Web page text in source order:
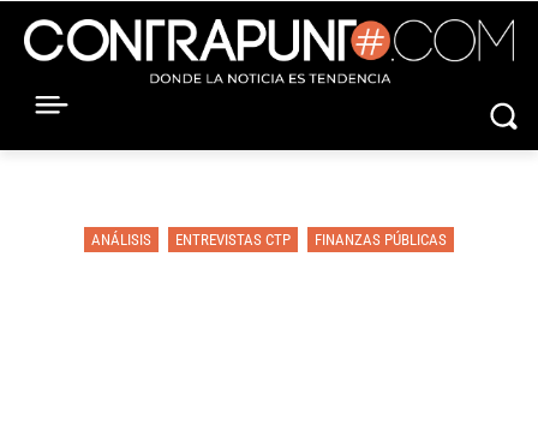
ANÁLISIS ENTREVISTAS CTP FINANZAS PÚBLICAS